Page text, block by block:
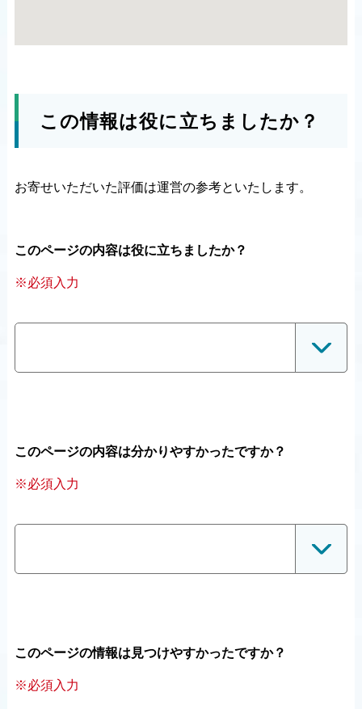
この情報は役に立ちましたか？
お寄せいただいた評価は運営の参考といたします。
このページの内容は役に立ちましたか？
※必須入力
このページの内容は分かりやすかったですか？
※必須入力
このページの情報は見つけやすかったですか？
※必須入力